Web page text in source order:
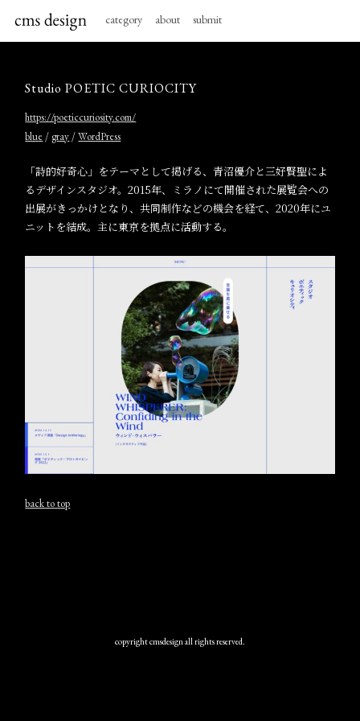
category about submit
Studio POETIC CURIOCITY
https://poeticcuriosity.com/
blue / gray /WordPress
「詩的好奇心」をテーマとして掲げる、青沼優介と三好賢聖によ
るデザインスタジオ。2015年、ミラノにて開催された展覧会への
出展がきっかけとなり、共同制作などの機会を経て、2020年にユ
ニットを結成。主に東京を拠点に活動する。
back to top
copyright cmsdesign all rights reserved.